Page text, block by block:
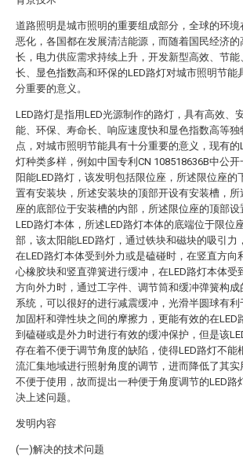
道路照明是城市照明的重要组成部分，全球的环境
恶化，各国都在发展清洁能源，而随着国民经济的
长，电力供应需求持续上升，开发新型高效、节能
长、显色指数高和环保的LED路灯对城市照明节能
分重要的意义。
LED路灯是指用LED光源制作的路灯，具有高效、
能、环保、寿命长、响应速度快和显色指数高等独
点，对城市照明节能具有十分重要的意义，现有的
灯种类多样，例如中国专利CN 108518636B中公开
阳能LED路灯，该发明包括限位座，所述限位座的
置有安装块，所述安装块的顶部开设有安装槽，所
座的底部位于安装槽的内部，所述限位座的顶部设
LED路灯本体，所述LED路灯本体的底端位于限位
部，该太阳能LED路灯，通过铁块和磁块的吸引力
在LED路灯本体受到外力或是磕碰时，在竖直方向
心橡胶块和竖直弹簧进行缓冲，在LED路灯本体受
方向外力时，通过工字件、调节筒和缓冲弹簧构成
系统，可以很好的进行减震缓冲，光滑半圆球有利
加固杆和弹性块之间的摩擦力，更能有效的在LED
到磕碰或是外力时进行有效的缓冲保护，但是该
存在着不便于调节角度的缺陷，使得LED路灯不能
流汇集地域进行照射角度的调节，进而降低了其实
不便于使用，故而提出一种便于角度调节的LED路
决上述问题。
发明内容
(一)解决的技术问题